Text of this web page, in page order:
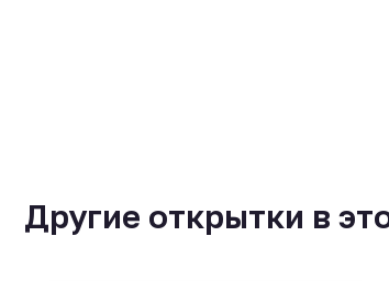
Другие открытки в